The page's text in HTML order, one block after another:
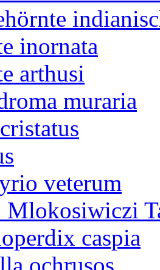
inornata
arthusi
muraria
veterum
Mlokosiwiczi
caspia